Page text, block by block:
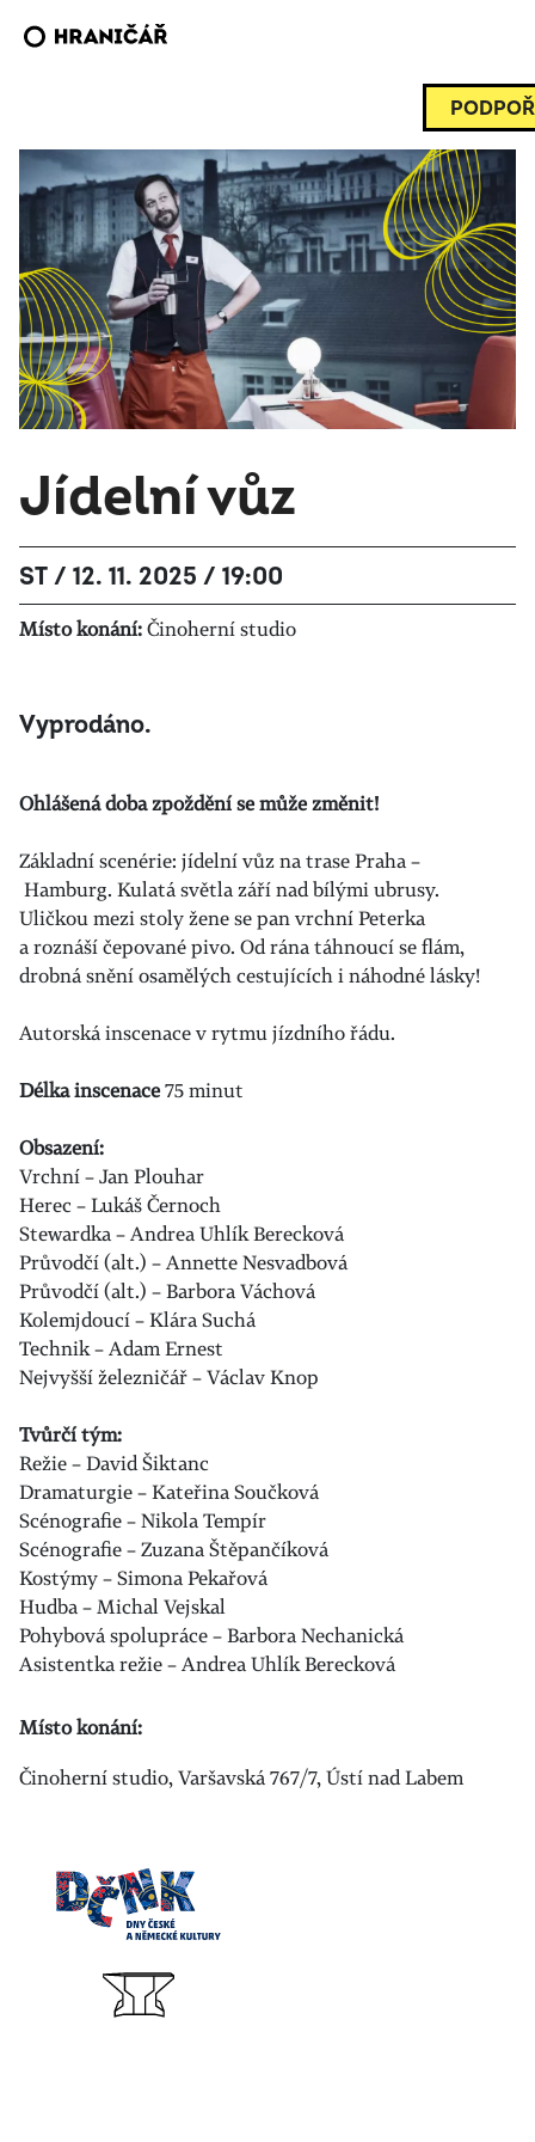
Jídelní vůz
ST / 12. 11. 2025 / 19:00
Místo konání:Činoherní studio
Vyprodáno.
Ohlášená doba zpoždění se může změnit!
Základní scenérie: jídelní vůz na trase Praha –
Hamburg. Kulatá světla září nad bílými ubrusy.
Uličkou mezi stoly žene se pan vrchní Peterka
a roznáší čepované pivo. Od rána táhnoucí se flám,
drobná snění osamělých cestujících i náhodné lásky!
Autorská inscenace v rytmu jízdního řádu.
Délka inscenace75 minut
Obsazení:
Vrchní – Jan Plouhar
Herec – Lukáš Černoch
Stewardka – Andrea Uhlík Berecková
Průvodčí (alt.) – Annette Nesvadbová
Průvodčí (alt.) – Barbora Váchová
Kolemjdoucí – Klára Suchá
Technik – Adam Ernest
Nejvyšší železničář – Václav Knop
Tvůrčí tým:
Režie – David Šiktanc
Dramaturgie – Kateřina Součková
Scénografie – Nikola Tempír
Scénografie – Zuzana Štěpančíková
Kostýmy – Simona Pekařová
Hudba – Michal Vejskal
Pohybová spolupráce – Barbora Nechanická
Asistentka režie – Andrea Uhlík Berecková
Místo konání:
Činoherní studio, Varšavská 767/7, Ústí nad Labem